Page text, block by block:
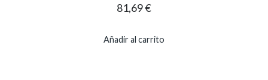
81,69€
Añadir al carrito